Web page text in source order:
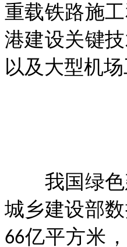
重载铁路施
港建设关键
以及大型机
我国绿色
城乡建设部
66亿平方米